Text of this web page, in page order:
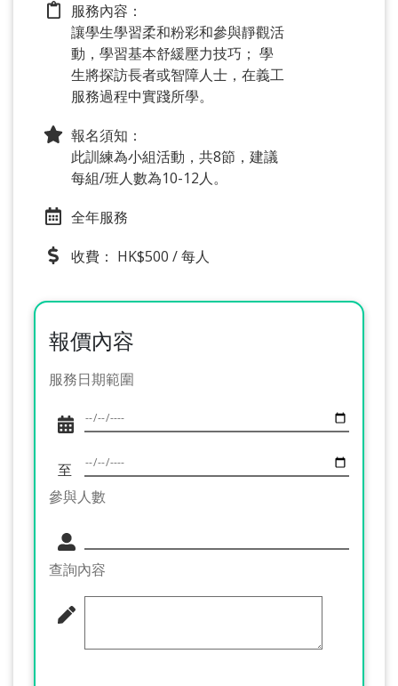
服務內容：
讓學生學習柔和粉彩和參與靜觀活
動，學習基本舒緩壓力技巧； 學
生將探訪長者或智障人士，在義工
服務過程中實踐所學。
報名須知：
此訓練為小組活動，共8節，建議
每組/班人數為10-12人。
全年服務
收費： HK$500 / 每人
報價內容
服務日期範圍
至
參與人數
查詢內容